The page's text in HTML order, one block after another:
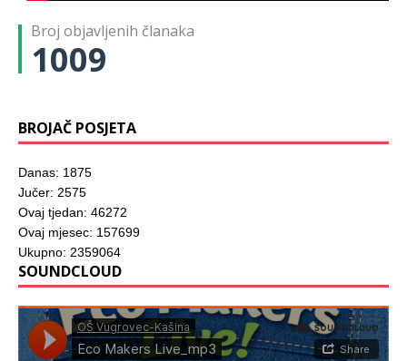
Broj objavljenih članaka
1009
BROJAČ POSJETA
Danas: 1875
Jučer: 2575
Ovaj tjedan: 46272
Ovaj mjesec: 157699
Ukupno: 2359064
SOUNDCLOUD